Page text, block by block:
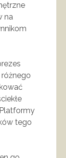
na
różnego
tego